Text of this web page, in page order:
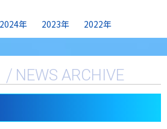
」3月号発行 』
Raisers編集企画会議事務局
」1月号発行 』
Raisers編集企画会議事務局
の新型コロナウイルス感染症にかかわる
』
総務省
新型コロナウイルス感染症にかかわる
』
2024年 2023年 2022年
/ NEWS ARCHIVE